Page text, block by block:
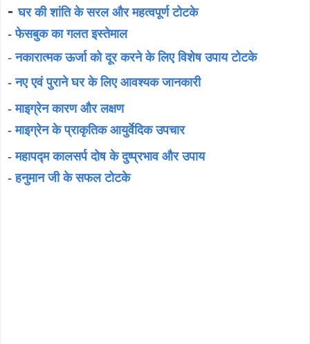
-घर की शांति के सरल और महत्वपूर्ण टोटके
-फेसबुक का गलत इस्तेमाल
- नकारात्मक ऊर्जा को दूर करने के लिए विशेष उपाय टोटके
-नए एवं पुराने घर के लिए आवश्यक जानकारी
-माइग्रेन कारण और लक्षण
-माइग्रेन के प्राकृतिक आयुर्वेदिक उपचार
-महापद्म कालसर्प दोष के दुष्प्रभाव और उपाय
-हनुमान जी के सफल टोटके